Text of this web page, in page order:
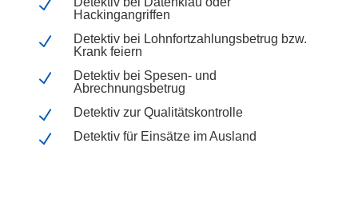
N
Hackingangriffen
N
Detektiv bei Lohnfortzahlungsbetrug bzw.
Krank feiern
N
Detektiv bei Spesen- und
Abrechnungsbetrug
N Detektiv zur Qualitätskontrolle
N Detektiv für Einsätze im Ausland